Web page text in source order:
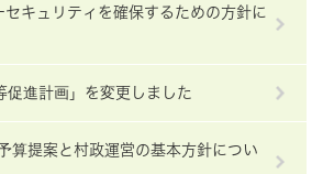
セキュリティを確保するための方針に
促進計画」を変更しました
算提案と村政運営の基本方針につい